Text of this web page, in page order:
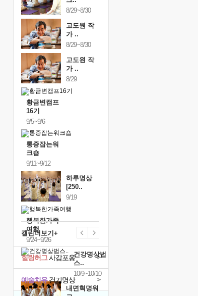
8/29~8/30
고도원 작
가 ..
8/29~8/30
고도원 작
가 ..
8/29
황금변캠프
16기
9/5~9/6
통증잡는워
크숍
9/11~9/12
하루명상
[250..
9/19
행복한가족
여행
9/24~9/26
건강명상법
스..
10/9~10/10
내면혁명워
캘린더보기+
예술치유걷기명상 >
힐링허그사감포옹 >